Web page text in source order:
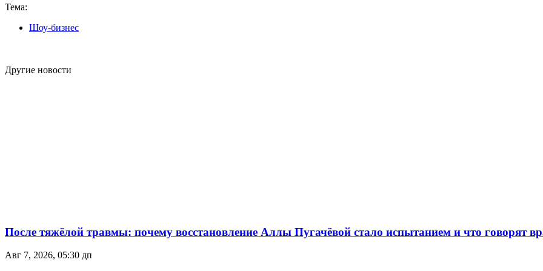
Тема:
Шоу-бизнес
Другие новости
После тяжёлой травмы: почему восстановление Аллы Пугачёвой стало испытанием и что говорят
Авг 7, 2026, 05:30 дп